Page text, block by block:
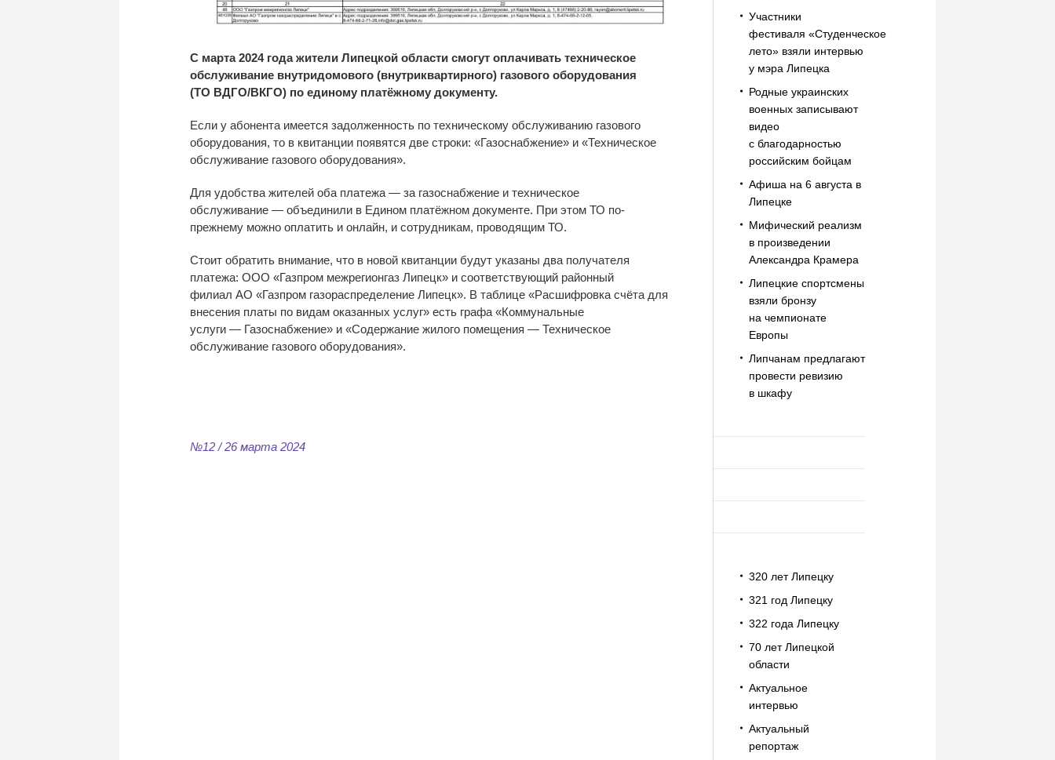
С марта 2024 года жители Липецкой области смогут оплачивать техническое
обслуживание внутридомового (внутриквартирного) газового оборудования
(ТО ВДГО/ВКГО) по единому платёжному документу.
Если у абонента имеется задолженность по техническому обслуживанию газового
оборудования, то в квитанции появятся две строки: «Газоснабжение»и «Техническое
обслуживание газового оборудования».
Для удобства жителей оба платежа —за газоснабжение и техническое
обслуживание —объединили в Едином платёжном документе. При этом ТО по-
прежнемуможно оплатить и онлайн, и сотрудникам, проводящим ТО.
Стоит обратить внимание, что в новой квитанции будут указаны два получателя
платежа: ООО «Газпром межрегионгаз Липецк»и соответствующий районный
филиал АО «Газпром газораспределение Липецк». В таблице «Расшифровка счёта для
внесения платы по видам оказанных услуг»есть графа «Коммунальные
услуги —Газоснабжение»и «Содержание жилого помещения —Техническое
обслуживание газового оборудования».
№12 / 26 марта 2024
Участники
фестиваля «Студенческое
лето» взяли интервью
у мэра Липецка
Родные украинских
военных записывают
видео
с благодарностью
российским бойцам
Афиша на 6 августа в
Липецке
Мифический реализм
в произведении
Александра Крамера
Липецкие спортсмены
взяли бронзу
на чемпионате
Европы
Липчанам предлагают
провести ревизию
в шкафу
320 лет Липецку
321 год Липецку
322 года Липецку
70 лет Липецкой
области
Актуальное
интервью
Актуальный
репортаж